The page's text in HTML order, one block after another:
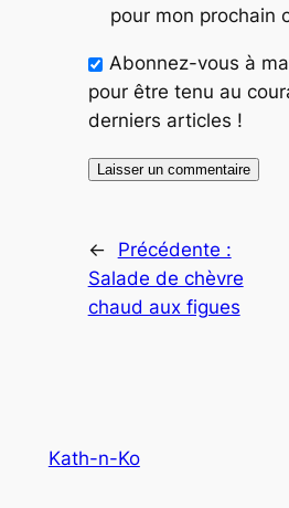
pour mon prochain
Abonnez-vous à
pour être tenu au
derniers articles !
←
Précédente :
Salade de chèvre
chaud aux figues
Kath-n-Ko